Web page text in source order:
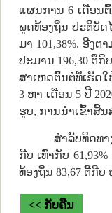
ແຜນການ 6 ເດືອນຕົ້
ພູດທ້ອງຖິ່ນ ປະຕິບັດໄ
ມາ 101,38%. ອີງ
ປະມານ 196,30 ຕື້ກີ
ສາເຫດຕົ້ນຕໍທີ່ເຮັດ
3 ຫາ ເດືອນ 5 ປີ
ຮູບ, ການນຳເຂົ້າສິ້
ສຳລັບທິດທາ
ກີບ ເທົ່າກັບ
ທ້ອງຖິ່ນ 83,67 ຕື້ກີບ
<< ກັບຄືນ